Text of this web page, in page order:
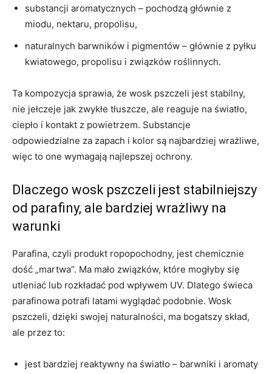
substancji aromatycznych – pochodzą głównie z
miodu, nektaru, propolisu,
naturalnych barwników i pigmentów – głównie z pyłku
kwiatowego, propolisu i związków roślinnych.
Ta kompozycja sprawia, że wosk pszczeli jest stabilny,
nie jełczeje jak zwykłe tłuszcze, ale reaguje na światło,
ciepło i kontakt z powietrzem. Substancje
odpowiedzialne za zapach i kolor są najbardziej wrażliwe,
więc to one wymagają najlepszej ochrony.
Dlaczego wosk pszczeli jest stabilniejszy
od parafiny, ale bardziej wrażliwy na
warunki
Parafina, czyli produkt ropopochodny, jest chemicznie
dość „martwa”. Ma mało związków, które mogłyby się
utleniać lub rozkładać pod wpływem UV. Dlatego świeca
parafinowa potrafi latami wyglądać podobnie. Wosk
pszczeli, dzięki swojej naturalności, ma bogatszy skład,
ale przez to:
jest bardziej reaktywny na światło – barwniki i aromaty